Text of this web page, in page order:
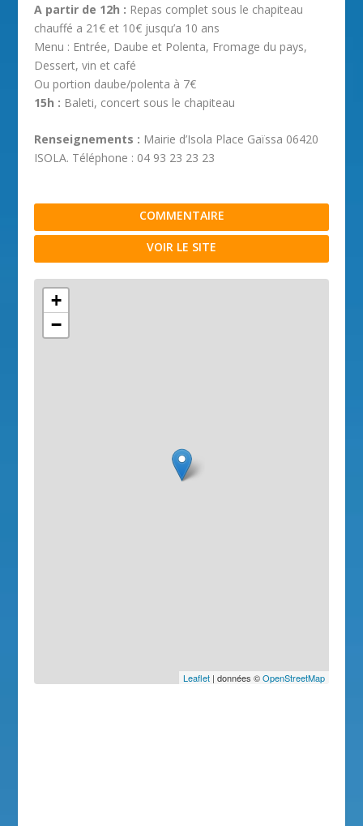
A partir de 12h : Repas complet sous le chapiteau
chauffé a 21€ et 10€ jusqu’a 10 ans
Menu : Entrée, Daube et Polenta, Fromage du pays,
Dessert, vin et café
Ou portion daube/polenta à 7€
15h : Baleti, concert sous le chapiteau
Renseignements : Mairie d’Isola Place Gaïssa 06420
ISOLA. Téléphone : 04 93 23 23 23
COMMENTAIRE
VOIR LE SITE
+
−
Leaflet| données ©OpenStreetMap